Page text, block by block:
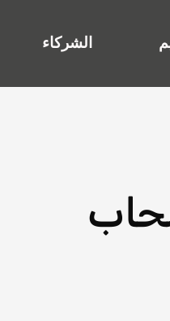
الشركاء